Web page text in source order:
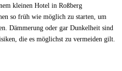
kleinen Hotel in Roßberg
so früh wie möglich zu starten, um
Dämmerung oder gar Dunkelheit sind
die es möglichst zu vermeiden gilt.